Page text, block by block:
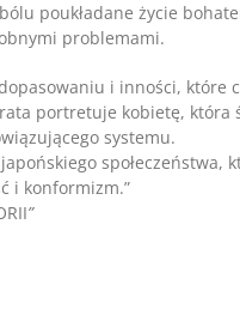
poukładane życie
problemami.
i inności, które
portretuje kobietę, która
systemu.
społeczeństwa,
i konformizm.”
”